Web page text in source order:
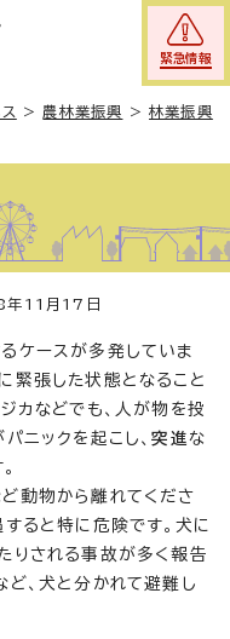
緊急情報
> 農林業振興 >林業振興
11月17日
ケースが多発していま
緊張した状態となること
カなどでも、人が物を投
ニックを起こし、突進な
動物から離れてくださ
ると特に危険です。犬に
りされる事故が多く報告
ど、犬と分かれて避難し